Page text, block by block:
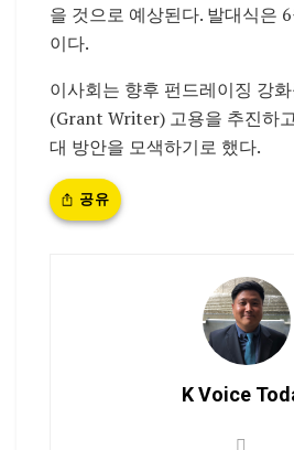
을 것으로 예상된다. 발대식은
이다.
이사회는 향후 펀드레이징 강
(Grant Writer) 고용을 추진하
대 방안을 모색하기로 했다.
공유
K Voice